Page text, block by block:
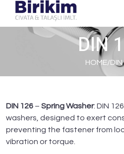
DIN
HOME/
DIN 126 – Spring Washer: DIN
washers, designed to exert
preventing the fastener from
vibration or torque.